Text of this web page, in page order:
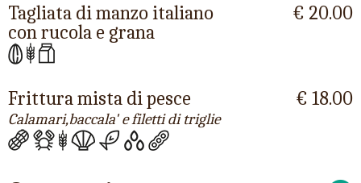
Tagliata di manzo italiano
con rucola e grana
€ 20.00
Frittura mista di pesce
Calamari,baccala' e filetti di triglie
€ 18.00